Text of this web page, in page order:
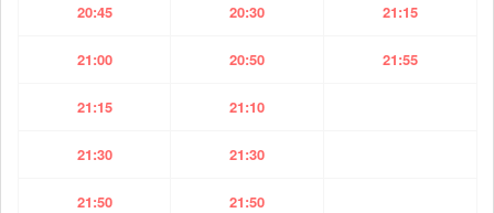
20:45 20:30 21:15
21:00 20:50 21:55
21:15 21:10
21:30 21:30
21:50 21:50